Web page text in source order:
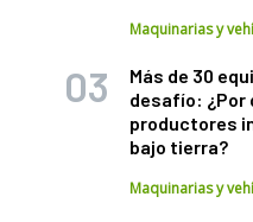
Maquinarias y
Más de 30
desafío: ¿Por
productores
bajo tierra?
Maquinarias y